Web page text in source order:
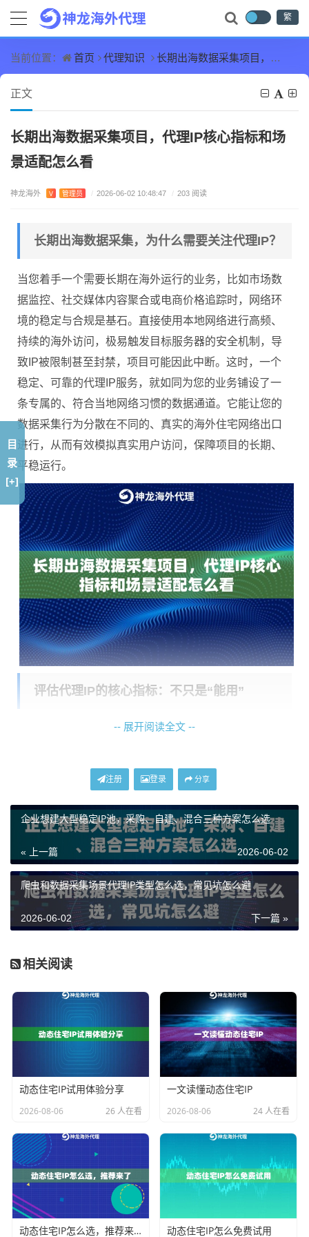
繁
当前位置： 首页 代理知识 长期出海数据采集项目，代理IP核心指标和场景适配怎么看
正文
长期出海数据采集项目，代理IP核心指标和场
景适配怎么看
神龙海外 V 管理员 / 2026-06-02 10:48:47 / 203 阅读
长期出海数据采集，为什么需要关注代理IP？
当您着手一个需要长期在海外运行的业务，比如市场数
据监控、社交媒体内容聚合或电商价格追踪时，网络环
境的稳定与合规是基石。直接使用本地网络进行高频、
持续的海外访问，极易触发目标服务器的安全机制，导
致IP被限制甚至封禁，项目可能因此中断。这时，一个
稳定、可靠的代理IP服务，就如同为您的业务铺设了一
条专属的、符合当地网络习惯的数据通道。它能让您的
数据采集行为分散在不同的、真实的海外住宅网络出口
进行，从而有效模拟真实用户访问，保障项目的长期、
平稳运行。
评估代理IP的核心指标：不只是“能用”
选择代理IP服务时，不能仅看价格和数量。对于长期项
宜，但容易被识别和屏蔽。对于长期出海项目，动态住
是更优选择。它来源于真实的家庭宽带，IP段归属
于当地互联网服务提供商（ISP），在目标网站看来，这
就是一个普通居民的正常访问，极大降低了被风控的风
险。例如，神龙海外动态IP提供的动态住宅IP，正是基于
此原理，确保了网络环境的高度可信。
正常运行率是一个关键门槛，它意味着服务商拥有健壮
的基础设施和网络冗余，能够保障您的自动化脚本或程
序7x24小时不间断工作。
3. 资源模式与成本可控性：
长期项目的数据流量和IP消
耗难以精确预估。传统的按IP数量或流量计费模式，可
刻担心资源耗尽或成本激增。
4. 定位精准度：不同业务需要不同地区的IP。支持国
家、州甚至城市级别的精准定位，是业务针对性的保
证。无论是需要美国加州用户数据，还是英国伦敦的本
地内容，精准的IP定位都能让您的数据采集更精准。
-- 展开阅读全文 --
注册 登录 分享
企业想建大型稳定IP池，采购、自建、混合三种方案怎么选
« 上一篇 2026-06-02
爬虫和数据采集场景代理IP类型怎么选，常见坑怎么避
下一篇 »
2026-06-02
相关阅读
动态住宅IP试用体验分享
2026-08-06 26 人在看
一文读懂动态住宅IP
2026-08-06 24 人在看
动态住宅IP怎么选，推荐来了 动态住宅IP怎么免费试用
目
录
[+]